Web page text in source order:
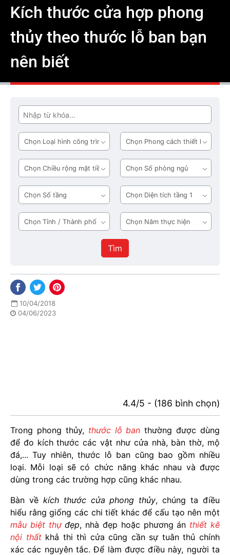
Kích thước cửa hợp phong
thủy theo thước lỗ ban bạn
nên biết
Tìm
Loại
hình
công
trình
Phong
cách
thiết
kế
Chiều
rộng
mặt
tiền
Số
phòng
ngủ
Số
tầng
Diện
tích
tầng
1
Tỉnh
/
Năm
thực
hiện
Tìm
10/04/2018
04/06/2023
4.4/5 - (186 bình chọn)
Trong phong thủy, thước lỗ ban thường được dùng
để đo kích thước các vật như cửa nhà, bàn thờ, mộ
đá,... Tuy nhiên, thước lỗ ban cũng bao gồm nhiều
loại. Mỗi loại sẽ có chức năng khác nhau và được
dùng trong các trường hợp cũng khác nhau.
Bàn về kích thước cửa phong thủy, chúng ta điều
hiểu rằng giống các chi tiết khác để cấu tạo nên một
mẫu biệt thựđẹp, nhà đẹp hoặc phương án thiết kế
nội thấtkhả thi thì cửa cũng cần sự tuân thủ chính
xác các nguyên tắc. Để làm được điều này, người ta